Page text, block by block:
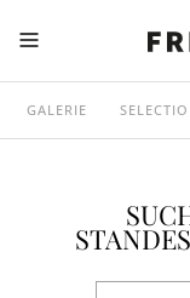
GALERIE